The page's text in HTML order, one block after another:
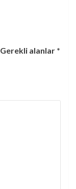
Gerekli alanlar *